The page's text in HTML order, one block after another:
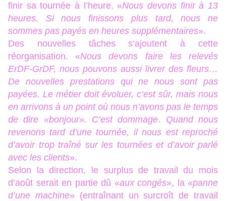
finir sa tournée à l’heure. «Nous devons finir à 13
heures. Si nous finissons plus tard, nous ne
sommes pas payés en heures supplémentaires».
Des nouvelles tâches s’ajoutent à cette
réorganisation. «Nous devons faire les relevés
ErDF-GrDF, nous pouvons aussi livrer des fleurs…
De nouvelles prestations qui ne nous sont pas
payées. Le métier doit évoluer, c’est sûr, mais nous
en arrivons à un point où nous n’avons pas le temps
de dire «bonjour». C’est dommage. Quand nous
revenons tard d’une tournée, il nous est reproché
d’avoir trop traîné sur les tournées et d’avoir parlé
avec les clients».
Selon la direction, le surplus de travail du mois
d’août serait en partie dû «aux congés», la «panne
d’une machine» (entraînant un surcroît de travail